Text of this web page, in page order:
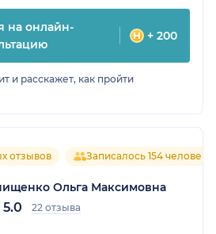
на онлайн-
+ 200
и расскажет, как пройти
отзывов Записалось 154 человека
Ольга Максимовна
5.0 22 отзыва